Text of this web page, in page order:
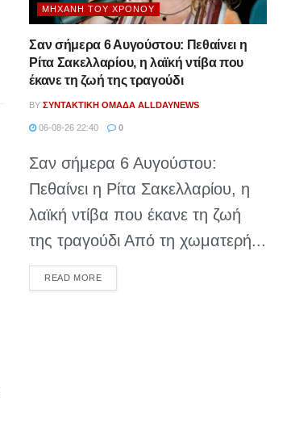
ΜΗΧΑΝΉ ΤΟΥ ΧΡΌΝΟΥ
Σαν σήμερα 6 Αυγούστου: Πεθαίνει η
Ρίτα Σακελλαρίου, η λαϊκή ντίβα που
έκανε τη ζωή της τραγούδι
BY ΣΥΝΤΑΚΤΙΚΉ ΟΜΆΔΑ ALLDAYNEWS
06-08-26 22:40 0
Σαν σήμερα 6 Αυγούστου:
Πεθαίνει η Ρίτα Σακελλαρίου, η
λαϊκή ντίβα που έκανε τη ζωή
της τραγούδι Από τη χωματερή...
READ MOREDETAILS